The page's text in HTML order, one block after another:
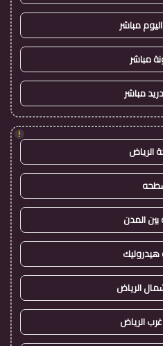
مباشر
مباشر
مباشر
!
الرياض
المدن
الرياض
الرياض